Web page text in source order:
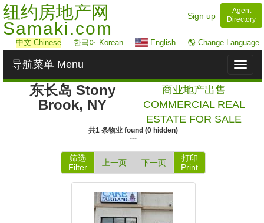
纽约房地产网
Samaki.com
Sign up
Agent
Directory
中文 Chinese 한국어 Korean English 🌎 Change Language
Toggle
导航菜单 Menu
东长岛 Stony
Brook, NY
商业地产出售
COMMERCIAL REAL
ESTATE FOR SALE
共1 条物业 found (0 hidden)
---
筛选
Filter
上一页 下一页
打印
Print